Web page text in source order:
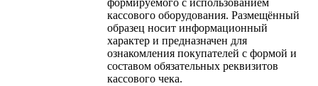
формируемого с использованием
кассового оборудования. Размещённый
образец носит информационный
характер и предназначен для
ознакомления покупателей с формой и
составом обязательных реквизитов
кассового чека.